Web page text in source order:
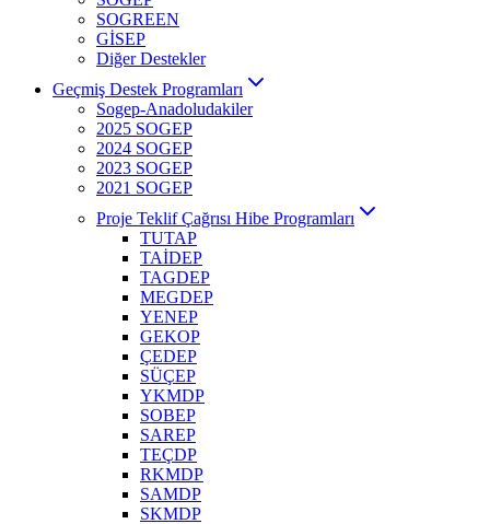
SOGREEN
GİSEP
Diğer Destekler
Geçmiş Destek Programları
Sogep-Anadoludakiler
2025 SOGEP
2024 SOGEP
2023 SOGEP
2021 SOGEP
Proje Teklif Çağrısı Hibe Programları
TUTAP
TAİDEP
TAGDEP
MEGDEP
YENEP
GEKOP
ÇEDEP
SÜÇEP
YKMDP
SOBEP
SAREP
TEÇDP
RKMDP
SAMDP
SKMDP